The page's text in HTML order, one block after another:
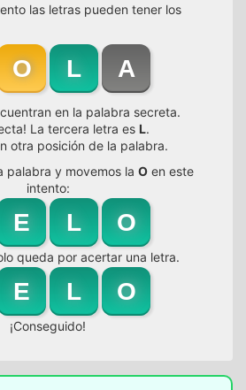
las letras pueden tener los
O L A
en la palabra secreta.
La tercera letra es L.
otra posición de la palabra.
palabra y movemos la O en este
intento:
E L O
queda por acertar una letra.
E L O
¡Conseguido!